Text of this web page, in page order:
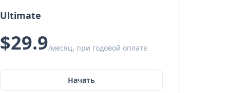
Ultimate
$29.9/месяц, при годовой оплате
Начать